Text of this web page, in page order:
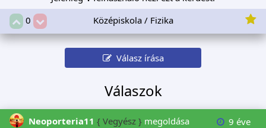
0
Középiskola / Fizika
Válasz írása
Válaszok
Neoporteria11 { Vegyész } megoldása 9 éve